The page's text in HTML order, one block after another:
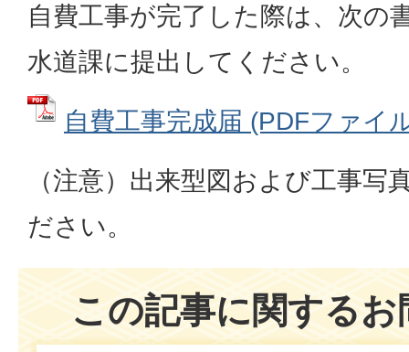
自費工事が完了した際は、次の
水道課に提出してください。
自費工事完成届 (PDFファイ
（注意）出来型図および工事写
ださい。
この記事に関する